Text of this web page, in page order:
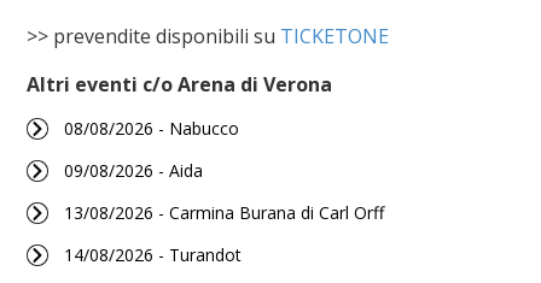
>> prevendite disponibili su TICKETONE
Altri eventi c/o Arena di Verona
08/08/2026 - Nabucco
09/08/2026 - Aida
13/08/2026 - Carmina Burana di Carl Orff
14/08/2026 - Turandot